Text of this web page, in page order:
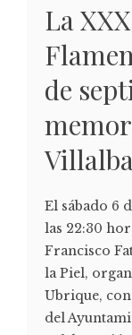
La
de
El sábado 6
las 22:30
Francisco
la Piel,
Ubrique,
del